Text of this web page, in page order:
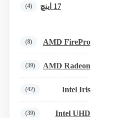
17 اینچ (4)
AMD FirePro
(8)
AMD Radeon
(39)
Intel Iris
(42)
Intel UHD
(39)